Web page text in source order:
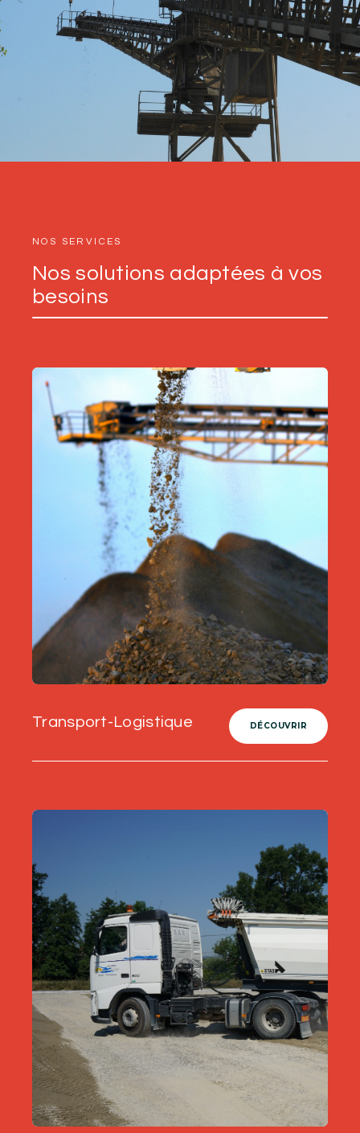
NOS SERVICES
Nos solutions adaptées à vos
besoins
Transport-Logistique DÉCOUVRIR